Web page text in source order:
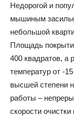
Недорогой и
мышиным
небольшой
Площадь
400 квадратов, а
температур от -
высшей степени
работы –
скорости